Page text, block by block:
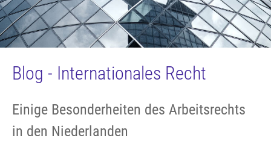
Blog - Internationales Recht
Einige Besonderheiten des Arbeitsrechts
in den Niederlanden